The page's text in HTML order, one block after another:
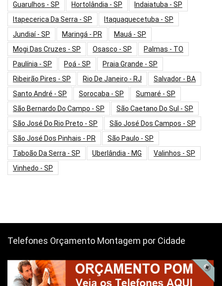
Guarulhos - SP
Hortolândia - SP
Indaiatuba - SP
Itapecerica Da Serra - SP
Itaquaquecetuba - SP
Jundiaí - SP
Maringá - PR
Mauá - SP
Mogi Das Cruzes - SP
Osasco - SP
Palmas - TO
Paulínia - SP
Poá - SP
Praia Grande - SP
Ribeirão Pires - SP
Rio De Janeiro - RJ
Salvador - BA
Santo André - SP
Sorocaba - SP
Sumaré - SP
São Bernardo Do Campo - SP
São Caetano Do Sul - SP
São José Do Rio Preto - SP
São José Dos Campos - SP
São José Dos Pinhais - PR
São Paulo - SP
Taboão Da Serra - SP
Uberlândia - MG
Valinhos - SP
Vinhedo - SP
Telefones Orçamento Montagem por Cidade